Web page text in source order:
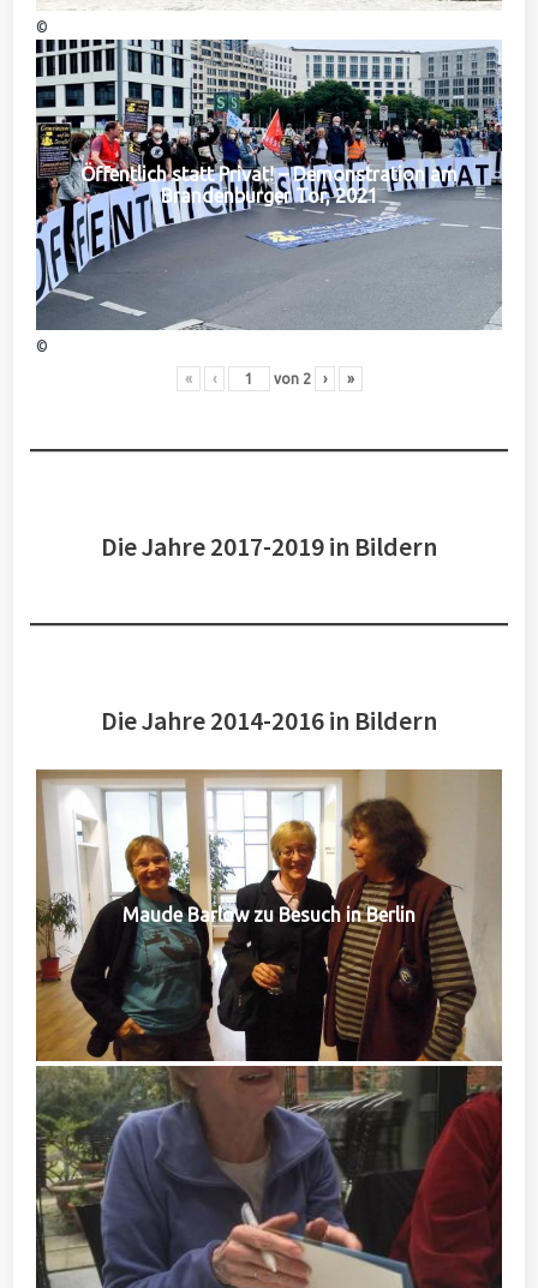
©
Öffentlich statt Privat! – Demonstration am
Brandenburger Tor, 2021
©
« ‹ von 2 › »
Die Jahre 2017-2019 in Bildern
Die Jahre 2014-2016 in Bildern
Maude Barlow zu Besuch in Berlin